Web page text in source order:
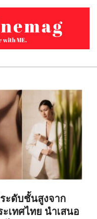
ะดับชั้นสูงจาก
เทศไทย นำเสนอ